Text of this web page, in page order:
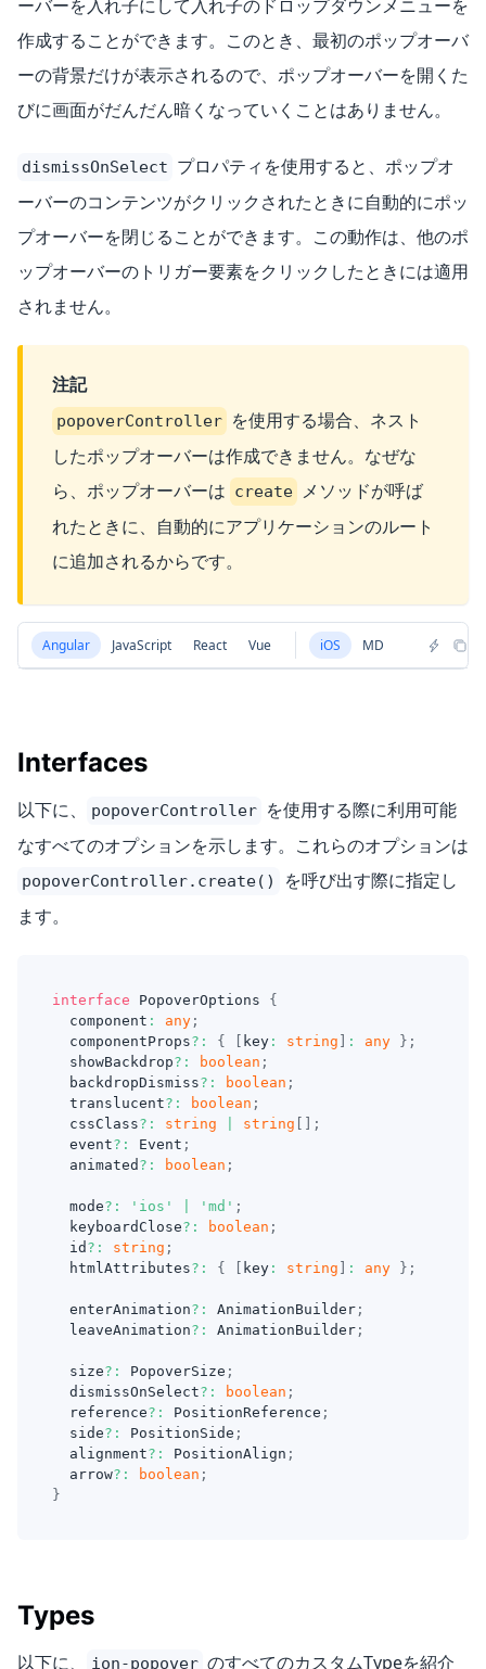
ーバーを入れ子にして入れ子のドロップダウンメニューを
作成することができます。このとき、最初のポップオーバ
ーの背景だけが表示されるので、ポップオーバーを開くた
びに画面がだんだん暗くなっていくことはありません。
dismissOnSelect プロパティを使用すると、ポップオ
ーバーのコンテンツがクリックされたときに自動的にポッ
プオーバーを閉じることができます。この動作は、他のポ
ップオーバーのトリガー要素をクリックしたときには適用
されません。
注記
popoverController を使用する場合、ネスト
したポップオーバーは作成できません。なぜな
ら、ポップオーバーは create メソッドが呼ば
れたときに、自動的にアプリケーションのルート
に追加されるからです。
Angular JavaScript React Vue iOS MD
Interfaces
以下に、 popoverController を使用する際に利用可能
なすべてのオプションを示します。これらのオプションは
popoverController.create()
を呼び出す際に指定し
ます。
interface PopoverOptions
{
  component
: any ;
  componentProps
? : { key : string : any } ;
  showBackdrop
? : boolean ;
  backdropDismiss
? : boolean ;
  translucent
? : boolean ;
  cssClass
? : string string
;
  event
? : Event ;
  animated
? : boolean ;
  mode
? : 'ios' 'md' ;
  keyboardClose
? : boolean ;
  id
? : string ;
  htmlAttributes
? : { key : string : any } ;
  enterAnimation
? : AnimationBuilder ;
  leaveAnimation
? : AnimationBuilder ;
  size
? : PopoverSize ;
  dismissOnSelect
? : boolean ;
  reference
? : PositionReference ;
  side
? : PositionSide ;
  alignment
? : PositionAlign ;
  arrow
? : boolean ;
}
Types
以下に、 ion-popover のすべてのカスタムTypeを紹介